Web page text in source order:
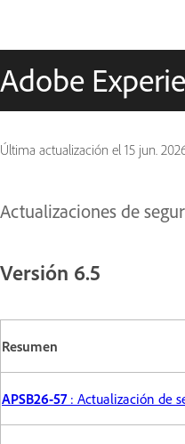
Adobe
Última actualización el 15 jun.
Actualizaciones de
Versión 6.5
Resumen
APSB26-57: Actualización de